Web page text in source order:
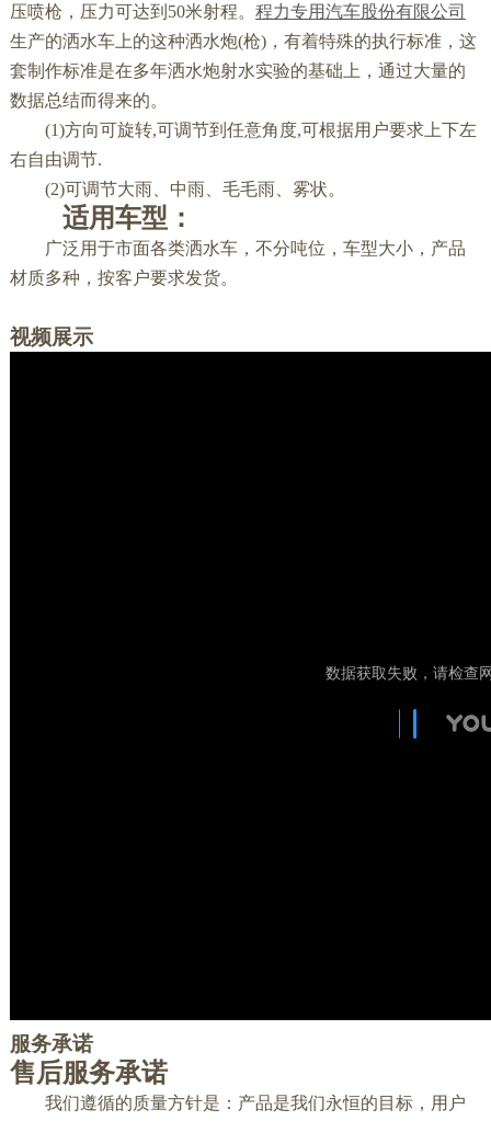
压喷枪，压力可达到50米射程。 程力专用汽车股份有限公司
生产的洒水车上的这种洒水炮(枪)，有着特殊的执行标准，这
套制作标准是在多年洒水炮射水实验的基础上，通过大量的
数据总结而得来的。
(1)方向可旋转,可调节到任意角度,可根据用户要求上下左
右自由调节.
(2)可调节大雨、中雨、毛毛雨、雾状。
适用车型：
广泛用于市面各类洒水车，不分吨位，车型大小，产品
材质多种，按客户要求发货。
视频展示
服务承诺
售后服务承诺
我们遵循的质量方针是：产品是我们永恒的目标，用户